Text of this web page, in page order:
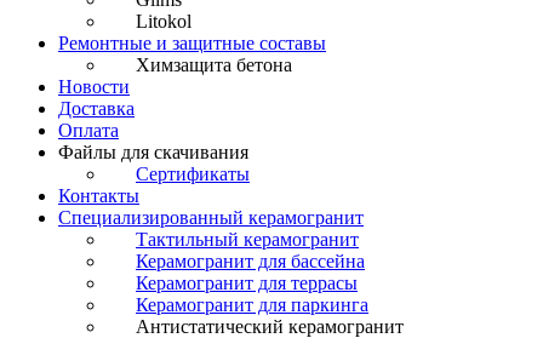
Litokol
Ремонтные и защитные составы
Химзащита бетона
Новости
Доставка
Оплата
Файлы для скачивания
Сертификаты
Контакты
Специализированный керамогранит
Тактильный керамогранит
Керамогранит для бассейна
Керамогранит для террасы
Керамогранит для паркинга
Антистатический керамогранит